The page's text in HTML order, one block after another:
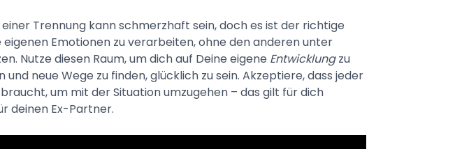
einer Trennung kann schmerzhaft sein, doch es ist der richtige
eigenen Emotionen zu verarbeiten, ohne den anderen unter
Nutze diesen Raum, um dich auf Deine eigene Entwicklungzu
und neue Wege zu finden, glücklich zu sein. Akzeptiere, dass jeder
um mit der Situation umzugehen – das gilt für dich
deinen Ex-Partner.